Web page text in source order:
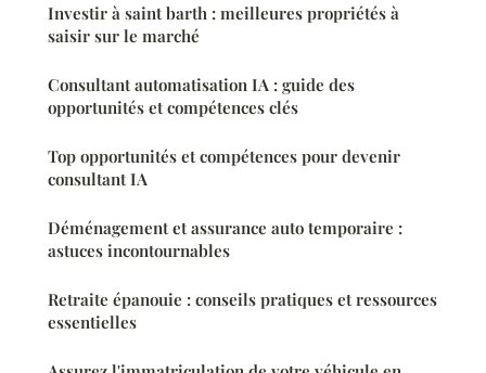
Investir à saint barth : meilleures propriétés à
saisir sur le marché
Consultant automatisation IA : guide des
opportunités et compétences clés
Top opportunités et compétences pour devenir
consultant IA
Déménagement et assurance auto temporaire :
astuces incontournables
Retraite épanouie : conseils pratiques et ressources
essentielles